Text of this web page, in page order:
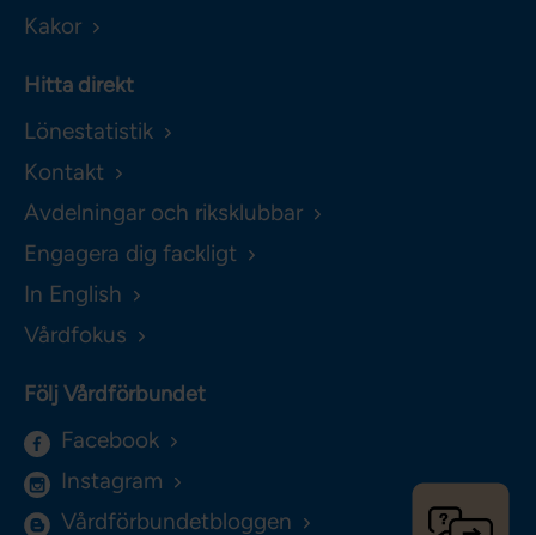
Kakor
Hitta direkt
Lönestatistik
Kontakt
Avdelningar och riksklubbar
Engagera dig fackligt
In English
Vårdfokus
Följ Vårdförbundet
Facebook
Instagram
Vårdförbundetbloggen